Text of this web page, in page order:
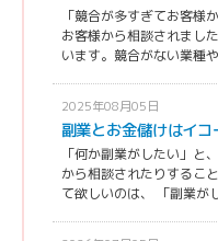
「競合が多すぎてお客様
お客様から相談されまし
います。競合がない業種
2025年08月05日
副業とお金儲けはイ
「何か副業がしたい」と
から相談されたりするこ
て欲しいのは、 「副業が